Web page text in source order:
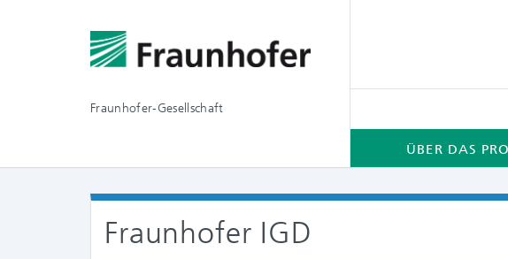
Fraunhofer-Gesellschaft
ÜBER DAS
Fraunhofer IGD